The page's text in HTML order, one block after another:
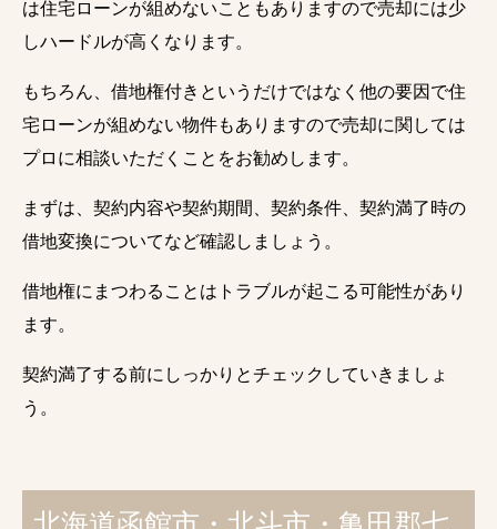
は住宅ローンが組めないこともありますので売却には少
しハードルが高くなります。
もちろん、借地権付きというだけではなく他の要因で住
宅ローンが組めない物件もありますので売却に関しては
プロに相談いただくことをお勧めします。
まずは、契約内容や契約期間、契約条件、契約満了時の
借地変換についてなど確認しましょう。
借地権にまつわることはトラブルが起こる可能性があり
ます。
契約満了する前にしっかりとチェックしていきましょ
う。